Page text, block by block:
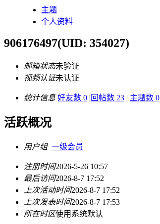
主题
个人资料
906176497(UID: 354027)
邮箱状态未验证
视频认证未认证
统计信息 好友数 0 |回帖数 23 | 主题数 0
活跃概况
用户组 一级会员
注册时间2026-5-26 10:57
最后访问2026-8-7 17:52
上次活动时间2026-8-7 17:52
上次发表时间2026-8-7 17:53
所在时区使用系统默认